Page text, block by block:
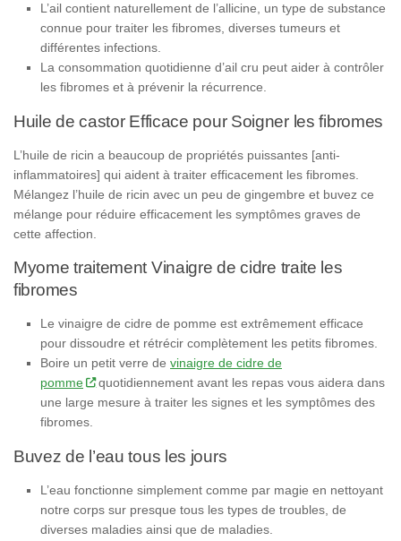
L’ail contient naturellement de l’allicine, un type de substance
connue pour traiter les fibromes, diverses tumeurs et
différentes infections.
La consommation quotidienne d’ail cru peut aider à contrôler
les fibromes et à prévenir la récurrence.
Huile de castor Efficace pour Soigner les fibromes
L’huile de ricin a beaucoup de propriétés puissantes [anti-
inflammatoires] qui aident à traiter efficacement les fibromes.
Mélangez l’huile de ricin avec un peu de gingembre et buvez ce
mélange pour réduire efficacement les symptômes graves de
cette affection.
Myome traitement Vinaigre de cidre traite les
fibromes
Le vinaigre de cidre de pomme est extrêmement efficace
pour dissoudre et rétrécir complètement les petits fibromes.
Boire un petit verre de vinaigre de cidre de
pomme
quotidiennement avant les repas vous aidera dans
une large mesure à traiter les signes et les symptômes des
fibromes.
Buvez de l’eau tous les jours
L’eau fonctionne simplement comme par magie en nettoyant
notre corps sur presque tous les types de troubles, de
diverses maladies ainsi que de maladies.